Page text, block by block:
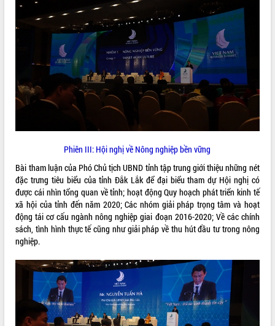
Khám bệnh, cấp phát thuốc miễn phí
và tặng quà người dân xã Cư Pui
Hội nghị UBND tỉnh Đắk Lắk thường kỳ
tháng 7/2026
Lễ truy tặng danh hiệu “Bà Mẹ Việt
Nam Anh hùng” và trao Huân chương
Lao động
UBND tỉnh Đắk Lắk triển khai nhiệm
vụ 6 tháng cuối năm 2026
Kỳ họp thứ Hai, Hội đồng nhân dân
tỉnh khóa XI quyết nghị nhiều nội dung
quan trọng
ALBUM ẢNH
Phiên III: Hội nghị về Nông nghiệp bền vững
Bài tham luận của Phó Chủ tịch UBND tỉnh tập trung giới thiệu những nét
đặc trưng tiêu biểu của tỉnh Đắk Lắk để đại biểu tham dự Hội nghị có
được cái nhìn tổng quan về tỉnh; hoạt động Quy hoạch phát triển kinh tế
xã hội của tỉnh đến năm 2020; Các nhóm giải pháp trọng tâm và hoạt
động tái cơ cấu ngành nông nghiệp giai đoạn 2016-2020; Về các chính
sách, tình hình thực tế cũng như giải pháp về thu hút đầu tư trong nông
nghiệp.